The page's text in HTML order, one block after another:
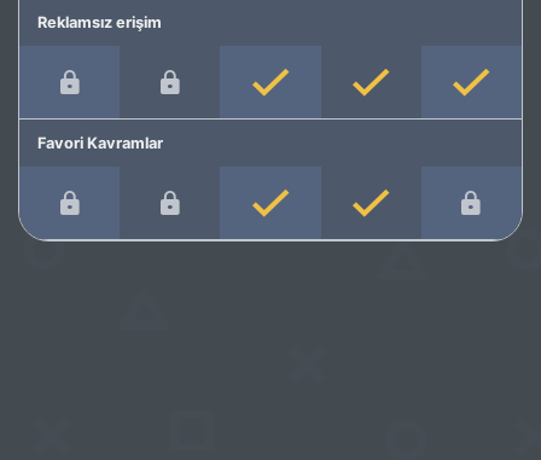
Reklamsız erişim
Favori Kavramlar